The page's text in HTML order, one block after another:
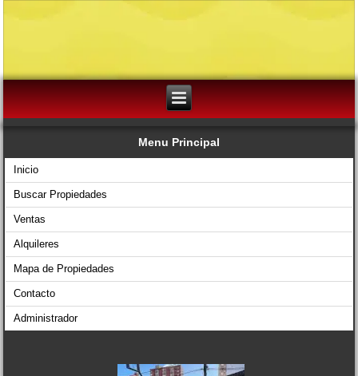
Menu Principal
Inicio
Buscar Propiedades
Ventas
Alquileres
Mapa de Propiedades
Contacto
Administrador